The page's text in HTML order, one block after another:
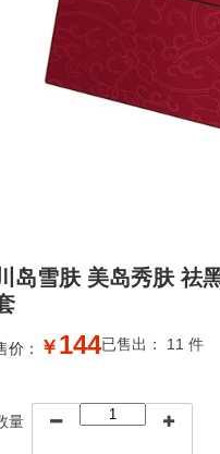
岛雪肤 美岛秀肤 祛
价： ￥ 144已售出： 11 件
量  